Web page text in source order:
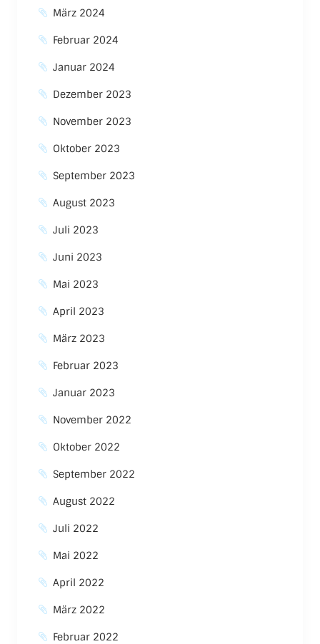
März 2024
Februar 2024
Januar 2024
Dezember 2023
November 2023
Oktober 2023
September 2023
August 2023
Juli 2023
Juni 2023
Mai 2023
April 2023
März 2023
Februar 2023
Januar 2023
November 2022
Oktober 2022
September 2022
August 2022
Juli 2022
Mai 2022
April 2022
März 2022
Februar 2022